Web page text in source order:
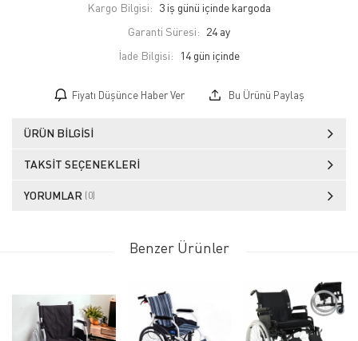
Kargo Bilgisi: 3 iş günü içinde kargoda
Garanti Süresi: 24 ay
İade Bilgisi:
Fiyatı Düşünce Haber Ver Bu Ürünü Paylaş
ÜRÜN BILGISI
TAKSIT SEÇENEKLERI
YORUMLAR (0)
Benzer Ürünler